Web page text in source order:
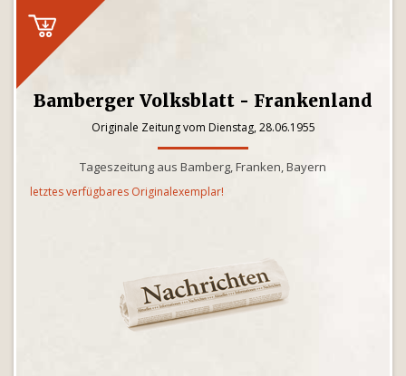
Bamberger Volksblatt - Frankenland
Originale Zeitung vom Dienstag, 28.06.1955
Tageszeitung aus Bamberg, Franken, Bayern
letztes verfügbares Originalexemplar!